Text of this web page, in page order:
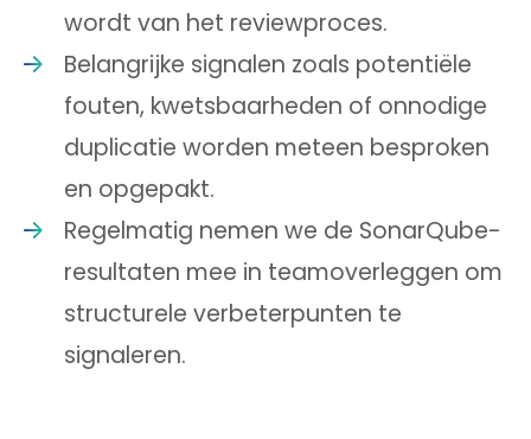
wordt van het reviewproces.
Belangrijke signalen zoals potentiële
fouten, kwetsbaarheden of onnodige
duplicatie worden meteen besproken
en opgepakt.
Regelmatig nemen we de SonarQube-
resultaten mee in teamoverleggen om
structurele verbeterpunten te
signaleren.